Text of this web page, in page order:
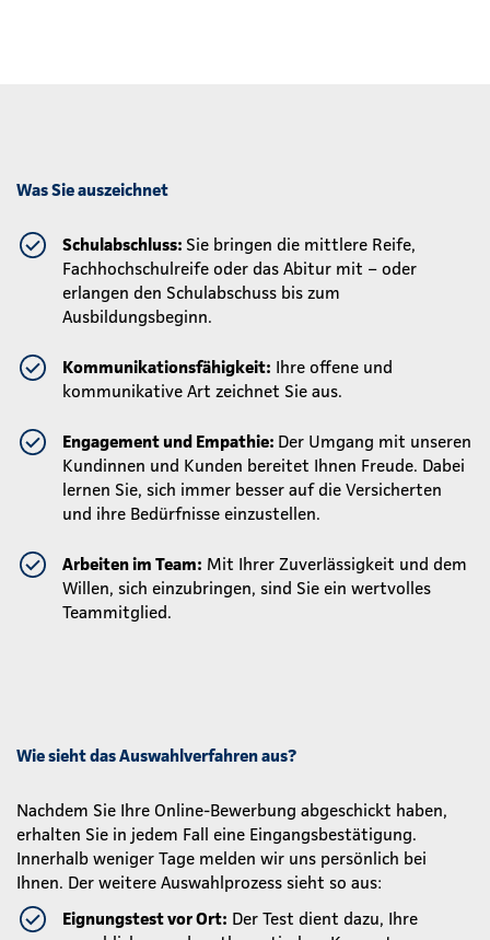
Was Sie auszeichnet
Schulabschluss: Sie bringen die mittlere Reife,
Fachhochschulreife oder das Abitur mit – oder
erlangen den Schulabschuss bis zum
Ausbildungsbeginn.
Kommunikationsfähigkeit: Ihre offene und
kommunikative Art zeichnet Sie aus.
Engagement und Empathie: Der Umgang mit unseren
Kundinnen und Kunden bereitet Ihnen Freude. Dabei
lernen Sie, sich immer besser auf die Versicherten
und ihre Bedürfnisse einzustellen.
Arbeiten im Team: Mit Ihrer Zuverlässigkeit und dem
Willen, sich einzubringen, sind Sie ein wertvolles
Teammitglied.
Wie sieht das Auswahlverfahren aus?
Nachdem Sie Ihre Online-Bewerbung abgeschickt haben,
erhalten Sie in jedem Fall eine Eingangsbestätigung.
Innerhalb weniger Tage melden wir uns persönlich bei
Ihnen. Der weitere Auswahlprozess sieht so aus:
Eignungstest vor Ort: Der Test dient dazu, Ihre